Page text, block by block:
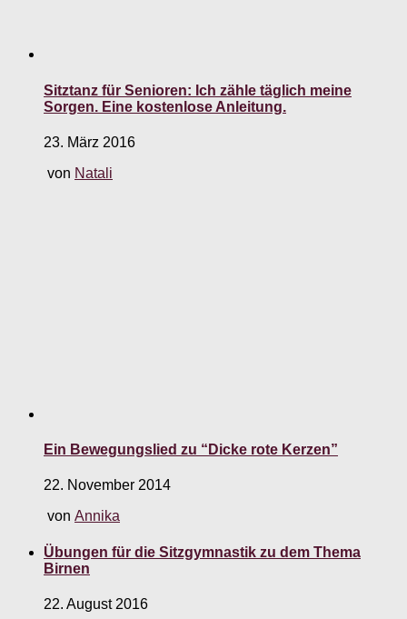
Sitztanz für Senioren: Ich zähle täglich meine
Sorgen. Eine kostenlose Anleitung.
23. März 2016
von Natali
Ein Bewegungslied zu “Dicke rote Kerzen”
22. November 2014
von Annika
Übungen für die Sitzgymnastik zu dem Thema
Birnen
22. August 2016